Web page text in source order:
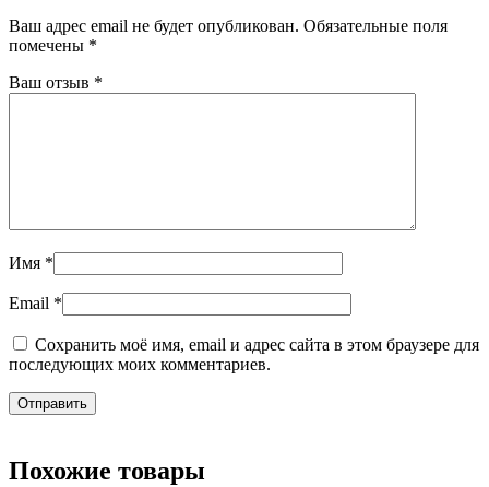
Ваш адрес email не будет опубликован. Обязательные поля
помечены *
Ваш отзыв *
Имя *
Email *
Сохранить моё имя, email и адрес сайта в этом браузере для
последующих моих комментариев.
Похожие товары